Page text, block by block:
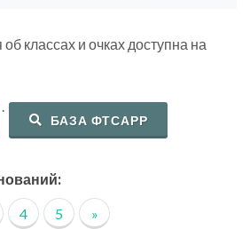
классах и очках доступна на
.
БАЗА ФТСАРР
4 5 »